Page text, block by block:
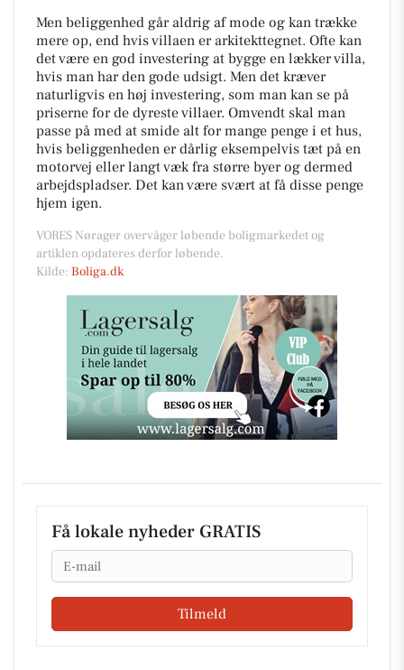
Men beliggenhed går aldrig af mode og kan trække
mere op, end hvis villaen er arkitekttegnet. Ofte kan
det være en god investering at bygge en lækker villa,
hvis man har den gode udsigt. Men det kræver
naturligvis en høj investering, som man kan se på
priserne for de dyreste villaer. Omvendt skal man
passe på med at smide alt for mange penge i et hus,
hvis beliggenheden er dårlig eksempelvis tæt på en
motorvej eller langt væk fra større byer og dermed
arbejdspladser. Det kan være svært at få disse penge
hjem igen.
VORES Nørager overvåger løbende boligmarkedet og
artiklen opdateres derfor løbende.
Kilde: Boliga.dk
Få lokale nyheder GRATIS
Email
Tilmeld